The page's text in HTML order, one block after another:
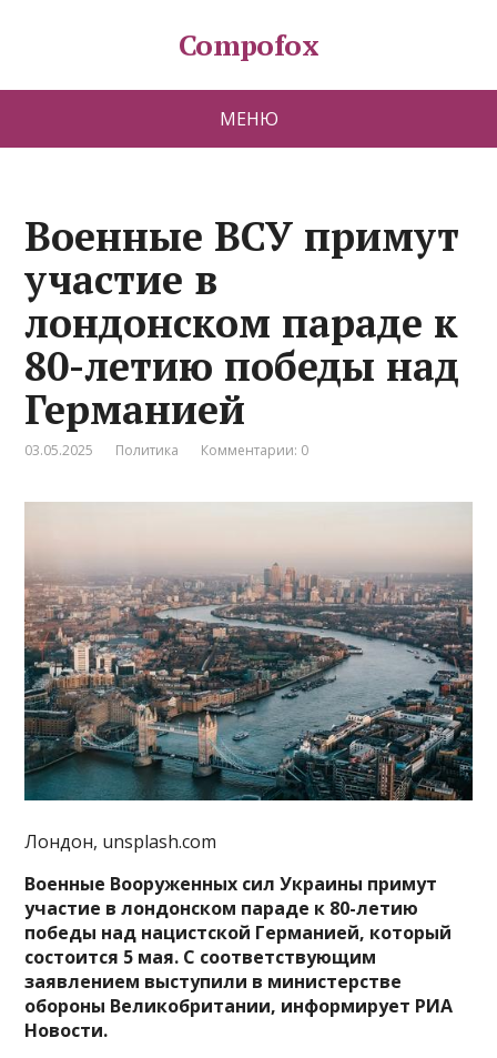
Compofox
МЕНЮ
Военные ВСУ примут
участие в
лондонском параде к
80-летию победы над
Германией
03.05.2025 Политика Комментарии: 0
Лондон, unsplash.com
Военные Вооруженных сил Украины примут
участие в лондонском параде к 80-летию
победы над нацистской Германией, который
состоится 5 мая. С соответствующим
заявлением выступили в министерстве
обороны Великобритании, информирует РИА
Новости.